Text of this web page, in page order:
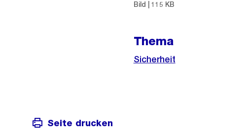
Bild | 115 KB
Thema
Sicherheit
Seite drucken